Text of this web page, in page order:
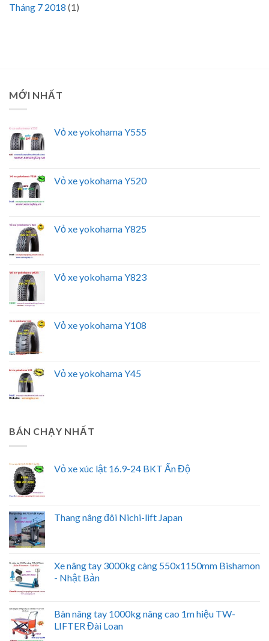
Tháng 7 2018 (1)
MỚI NHẤT
Vỏ xe yokohama Y555
Vỏ xe yokohama Y520
Vỏ xe yokohama Y825
Vỏ xe yokohama Y823
Vỏ xe yokohama Y108
Vỏ xe yokohama Y45
BÁN CHẠY NHẤT
Vỏ xe xúc lật 16.9-24 BKT Ấn Độ
Thang nâng đôi Nichi-lift Japan
Xe nâng tay 3000kg càng 550x1150mm Bishamon
- Nhật Bản
Bàn nâng tay 1000kg nâng cao 1m hiệu TW-
LIFTER Đài Loan